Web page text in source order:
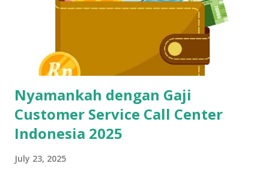
sekarang, kecepatan dan ketepatan adalah segalanya. Gak
cuma buat call center, tapi juga buat virtual assistant, admin
remote, customer service e-commerce, bahkan freelance
data entry. Semuanya butuh skil...
Nyamankah dengan Gaji
Customer Service Call Center
Indonesia 2025
July 23, 2025